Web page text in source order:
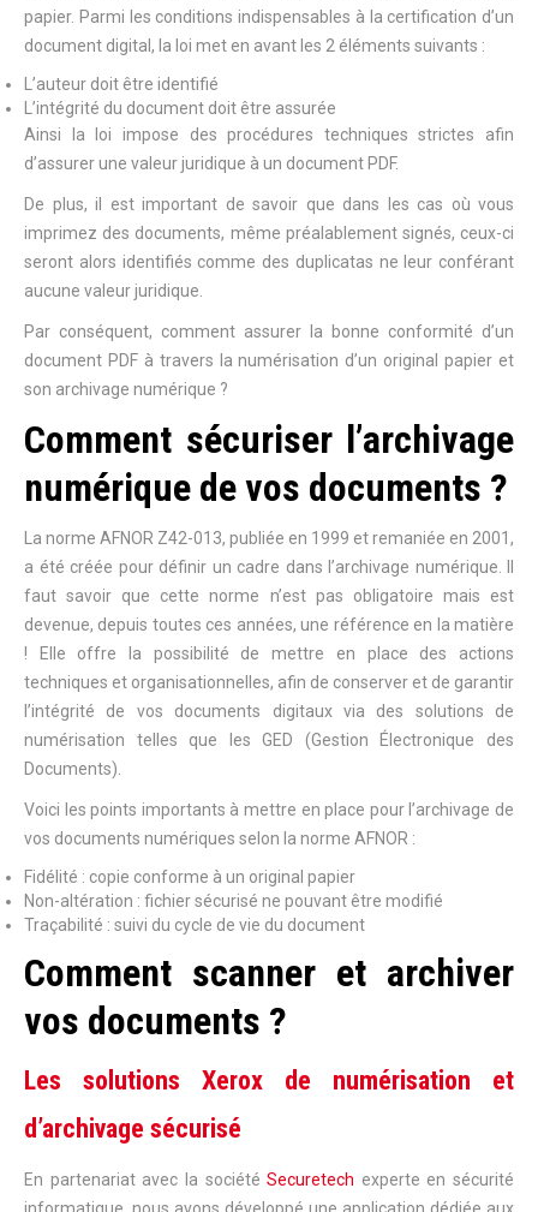
papier. Parmi les conditions indispensables à la certification d’un
document digital, la loi met en avant les 2 éléments suivants :
L’auteur doit être identifié
L’intégrité du document doit être assurée
Ainsi la loi impose des procédures techniques strictes afin
d’assurer une valeur juridique à un document PDF.
De plus, il est important de savoir que dans les cas où vous
imprimez des documents, même préalablement signés, ceux-ci
seront alors identifiés comme des duplicatas ne leur conférant
aucune valeur juridique.
Par conséquent, comment assurer la bonne conformité d’un
document PDF à travers la numérisation d’un original papier et
son archivage numérique ?
Comment sécuriser l’archivage
numérique de vos documents ?
La norme AFNOR Z42-013, publiée en 1999 et remaniée en 2001,
a été créée pour définir un cadre dans l’archivage numérique. Il
faut savoir que cette norme n’est pas obligatoire mais est
devenue, depuis toutes ces années, une référence en la matière
! Elle offre la possibilité de mettre en place des actions
techniques et organisationnelles, afin de conserver et de garantir
l’intégrité de vos documents digitaux via des solutions de
numérisation telles que les GED (Gestion Électronique des
Documents).
Voici les points importants à mettre en place pour l’archivage de
vos documents numériques selon la norme AFNOR :
Fidélité : copie conforme à un original papier
Non-altération : fichier sécurisé ne pouvant être modifié
Traçabilité : suivi du cycle de vie du document
Comment scanner et archiver
vos documents ?
Les solutions Xerox de numérisation et
d’archivage sécurisé
En partenariat avec la sociétéSecuretech experte en sécurité